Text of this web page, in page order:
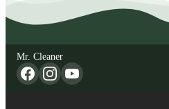
Mr. Cleaner